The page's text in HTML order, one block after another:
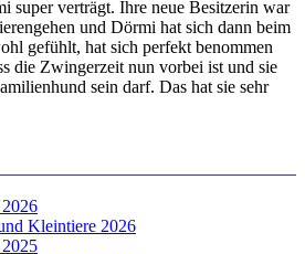
super verträgt. Ihre neue Besitzerin war
und Dörmi hat sich dann beim
gefühlt, hat sich perfekt benommen
die Zwingerzeit nun vorbei ist und sie
sein darf. Das hat sie sehr
Kleintiere 2026